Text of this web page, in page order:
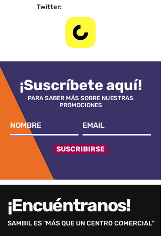
Twitter:
¡Suscríbete aquí!
PARA SABER MÁS SOBRE NUESTRAS
PROMOCIONES
SUSCRIBIRSE
¡Encuéntranos!
SAMBIL ES "MÁS QUE UN CENTRO COMERCIAL"